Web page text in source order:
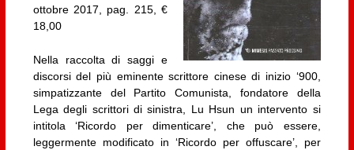
ottobre 2017, pag. 215, €
18,00
Nella raccolta di saggi e
discorsi del più eminente scrittore cinese di inizio ‘900,
simpatizzante del Partito Comunista, fondatore della
Lega degli scrittori di sinistra, Lu Hsun un intervento si
intitola ‘Ricordo per dimenticare’, che può essere,
leggermente modificato in ‘Ricordo per offuscare’, per